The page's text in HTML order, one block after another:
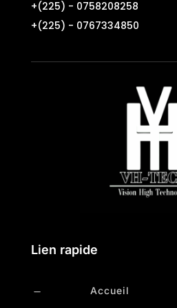
+(225) - 0758208258
+(225) - 0767334850
Lien rapide
K Accueil